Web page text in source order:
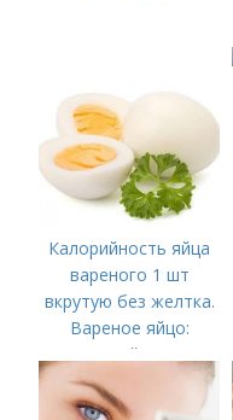
Калорийность яйца
вареного 1 шт
вкрутую без желтка.
Вареное яйцо:
калорийность